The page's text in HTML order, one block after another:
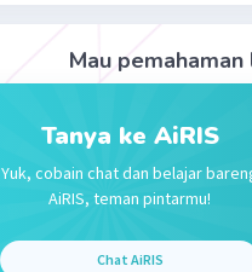
Mau
Tanya ke AiRIS
Yuk, cobain chat dan belajar
AiRIS, teman pintarmu!
Chat AiRIS